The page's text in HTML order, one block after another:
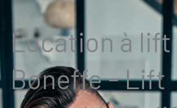
Location à lift
Boneffe - Lift